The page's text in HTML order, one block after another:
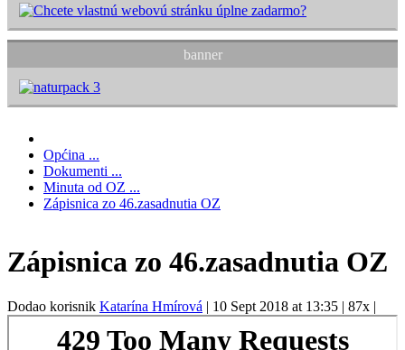
banner
Općina ...
Dokumenti ...
Minuta od OZ ...
Zápisnica zo 46.zasadnutia OZ
Zápisnica zo 46.zasadnutia OZ
Dodao korisnik Katarína Hmírová | 10 Sept 2018 at 13:35 | 87x |